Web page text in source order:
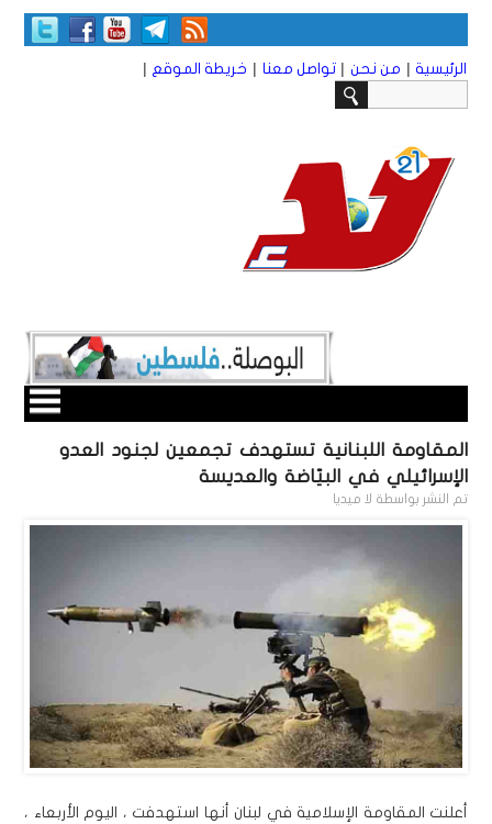
الرئيسية | من نحن | تواصل معنا | خريطة الموقع |
المقاومة اللبنانية تستهدف تجمعين لجنود العدو
الإسرائيلي في البيّاضة والعديسة
تم النشر بواسطة لا ميديا
أعلنت المقاومة الإسلامية في لبنان أنها استهدفت ، اليوم الأربعاء ،